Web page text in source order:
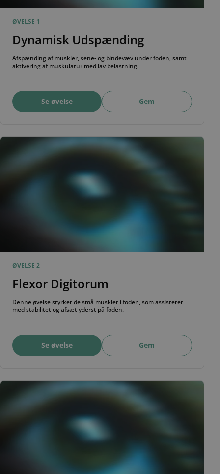
ØVELSE 1
Dynamisk Udspænding
Afspænding af muskler, sene- og bindevæv under foden, samt
aktivering af muskulatur med lav belastning.
Se øvelse Gem
ØVELSE 2
Flexor Digitorum
Denne øvelse styrker de små muskler i foden, som assisterer
med stabilitet og afsæt yderst på foden.
Se øvelse Gem